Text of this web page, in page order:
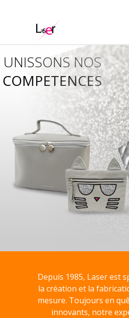
COMPETENCES
UNISSONS NOS
Depuis 1985, Laser est
la création et la
mesure. Toujours en
innovants, notre